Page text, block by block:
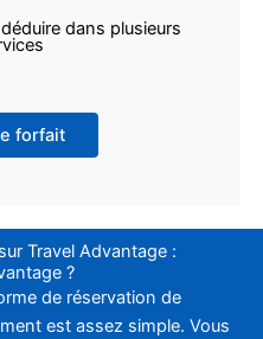
dans plusieurs
forfait
Travel Advantage :
?
de réservation de
est assez simple. Vous